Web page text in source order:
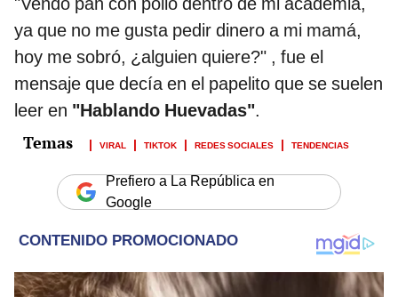
ya que no me gusta pedir dinero a mi mamá,
hoy me sobró, ¿alguien quiere?" , fue el
mensaje que decía en el papelito que se suelen
leer en "Hablando Huevadas".
VIRAL TIKTOK REDES SOCIALES TENDENCIAS
Prefiero a La República en
Google